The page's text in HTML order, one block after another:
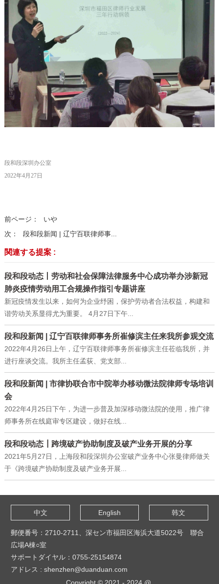
段和段深圳办公室
2022年4月27日
前ページ：
いや
次：
段和段新闻 | 辽宁百联律师事...
関連する提案 :
段和段动态丨劳动和社会保障法律服务中心成功举办涉新冠
肺炎疫情劳动用工合规操作指引专题讲座
新冠疫情发生以来，如何为企业纾困，保护劳动者合法权益，构建和
谐劳动关系显得尤为重要。 4月27日下午...
段和段新闻 | 辽宁百联律师事务所崔修滨主任来我所参观交流
2022年4月26日上午，辽宁百联律师事务所崔修滨主任莅临我所，并
进行座谈交流。我所主任孟荻、党支部...
段和段新闻 | 市律协联合市中院举办移动微法院律师专场培训
会
2022年4月25日下午，为进一步普及加深移动微法院的使用，推广律
师事务所在线庭审专区建设，做好在线...
段和段动态┃跨境破产协助制度及破产业务开展的分享
2021年5月27日，上海段和段深圳办公室破产业务中心张曼律师做关
于《跨境破产协助制度及破产业务开展...
中文 English 韩文
郵便番号：2710-2711、深セン市福田区海浜大道5022号 聯合
広場A棟○室
サポートダイヤル：0755-25154874
アドレス : shenzhen@duanduan.com